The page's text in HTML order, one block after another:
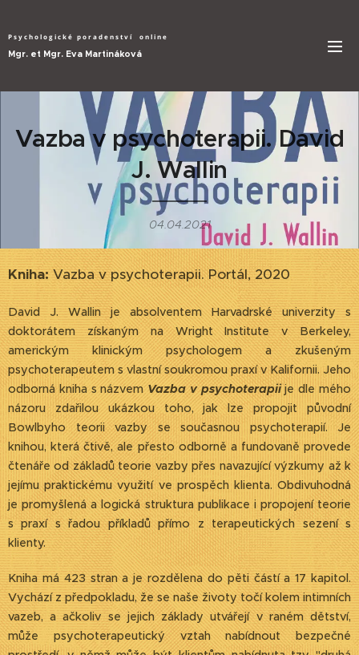
Psychologické poradenství online
Mgr. et Mgr. Eva Martináková
Vazba v psychoterapii. David
J. Wallin
04.04.2021
Kniha:Vazba v psychoterapii. Portál, 2020
David J. Wallin je absolventem Harvadrské univerzity s
doktorátem získaným na Wright Institute v Berkeley,
americkým klinickým psychologem a zkušeným
psychoterapeutem s vlastní soukromou praxí v Kalifornii. Jeho
odborná kniha s názvemVazba v psychoterapiije dle mého
názoru zdařilou ukázkou toho, jak lze propojit původní
Bowlbyho teorii vazby se současnou psychoterapií. Je
knihou, která čtivě, ale přesto odborně a fundovaně provede
čtenáře od základů teorie vazby přes navazující výzkumy až k
jejímu praktickému využití ve prospěch klienta. Obdivuhodná
je promyšlená a logická struktura publikace i propojení teorie
s praxí s řadou příkladů přímo z terapeutických sezení s
klienty.
Kniha má 423 stran a je rozdělena do pěti částí a 17 kapitol.
Vychází z předpokladu, že se naše životy točí kolem intimních
vazeb, a ačkoliv se jejich základy utvářejí v raném dětství,
může psychoterapeutický vztah nabídnout bezpečné